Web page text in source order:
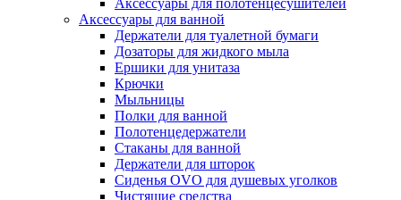
Аксессуары для полотенцесушителей
Аксессуары для ванной
Держатели для туалетной бумаги
Дозаторы для жидкого мыла
Ершики для унитаза
Крючки
Мыльницы
Полки для ванной
Полотенцедержатели
Стаканы для ванной
Держатели для шторок
Сиденья OVO для душевых уголков
Чистящие средства